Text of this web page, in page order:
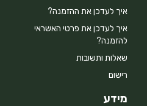
איך לעדכן את ההזמנה?
איך לעדכן את פרטי האשראי
להזמנה?
שאלות ותשובות
רישום
מידע